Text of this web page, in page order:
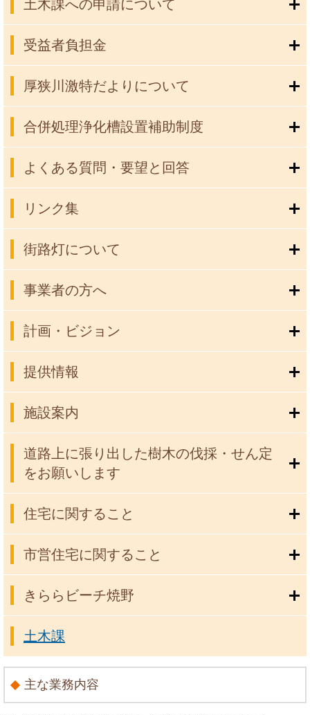
土木課への申請について
受益者負担金
厚狭川激特だよりについて
合併処理浄化槽設置補助制度
よくある質問・要望と回答
リンク集
街路灯について
事業者の方へ
計画・ビジョン
提供情報
施設案内
道路上に張り出した樹木の伐採・せん定
をお願いします
住宅に関すること
市営住宅に関すること
きららビーチ焼野
土木課
主な業務内容